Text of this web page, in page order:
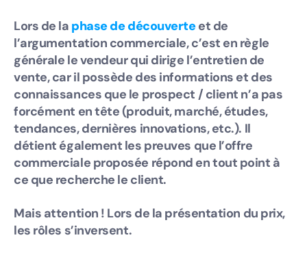
Lors de la phase de découverteet de
l’argumentation commerciale, c’est en règle
générale le vendeur qui dirige l’entretien de
vente, car il possède des informations et des
connaissances que le prospect / client n’a pas
forcément en tête (produit, marché, études,
tendances, dernières innovations, etc.). Il
détient également les preuves que l’offre
commerciale proposée répond en tout point à
ce que recherche le client.
Mais attention ! Lors de la présentation du prix,
les rôles s’inversent.